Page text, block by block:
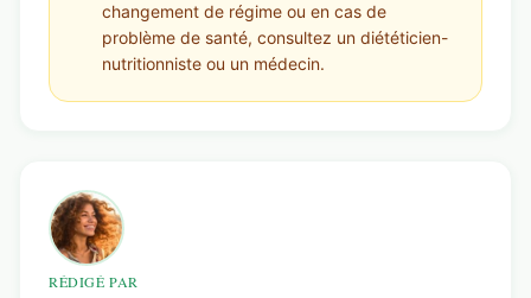
changement de régime ou en cas de
problème de santé, consultez un diététicien-
nutritionniste ou un médecin.
RÉDIGÉ PAR